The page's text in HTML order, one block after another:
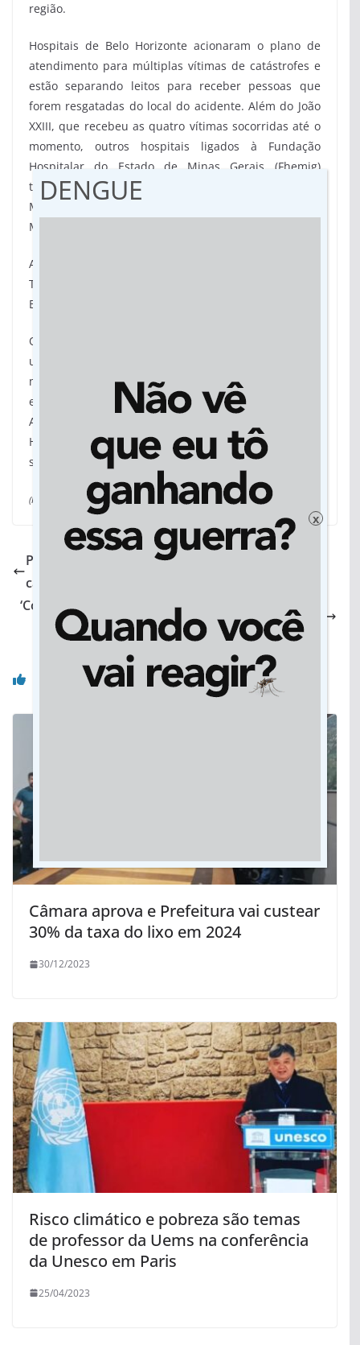
região.
Hospitais de Belo Horizonte acionaram o plano de
atendimento para múltiplas vítimas de catástrofes e
estão separando leitos para receber pessoas que
forem resgatadas do local do acidente. Além do João
XXIII, que recebeu as quatro vítimas socorridas até o
momento, outros hospitais ligados à Fundação
Hospitalar do Estado de Minas Gerais (Fhemig)
também acionaram o plano. São eles: Eduardo de
Menezes, Júlia Kubitschek, Maria Amélia Lins,
Maternidade Odete Valadares e Instituto Raul Soares.
A medida também foi adotada pelo Hospital Risoleta
Tolentino Neves e pelo Hospital Municipal Odilon
Behrens.
O Hospital Público Regional de Betim (HPRB) abriu
uma sala e um bloco cirúrgico. “Foram colocadas
macas nos corredores, além da liberação do
estacionamento para possível pouso de helicóptero.
Até as 16h20, nenhuma vítima havia chegado ao
HPRB”, disse a prefeitura do município nas redes
sociais.
(Fonte: Estadão)
Por unanimidade, TRE de MT reprova contas de
campanha de senadora eleita
‘Consultório na Rua’ de Cuiabá acresce em 35% os
atendimentos às pessoas em situação de rua
Você pode gostar também
Câmara aprova e Prefeitura vai custear
30% da taxa do lixo em 2024
30/12/2023
Risco climático e pobreza são temas
de professor da Uems na conferência
da Unesco em Paris
25/04/2023
DENGUE
x